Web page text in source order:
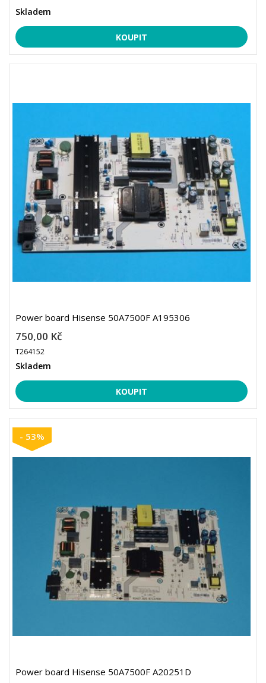
Skladem
Power board Hisense 50A7500F A195306
750,00 Kč
T264152
Skladem
- 53%
Power board Hisense 50A7500F A20251D